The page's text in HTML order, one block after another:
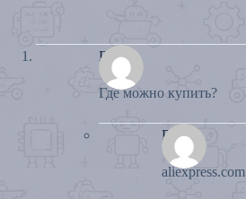
Exe
Где можно купить?
Rule
aliexpress.com